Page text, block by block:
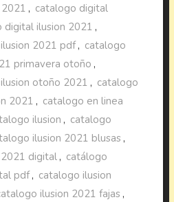
, catalogo digital
digital ilusion 2021 ,
2021 pdf, catalogo
primavera otoño ,
otoño 2021 , catalogo
2021 , catalogo en linea
ilusion , catalogo
ilusion 2021 blusas ,
digital , catálogo
pdf, catalogo ilusion
ilusion 2021 fajas ,